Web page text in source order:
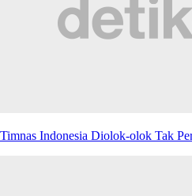
Timnas Indonesia Diolok-olok Tak